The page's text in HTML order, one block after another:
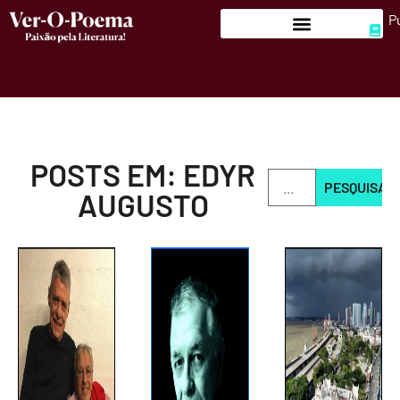
POSTS EM: EDYR
AUGUSTO
PESQUISAR